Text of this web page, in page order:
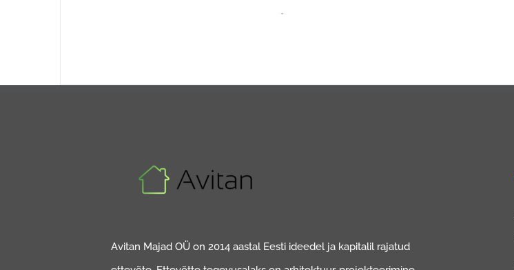
Avitan Majad OÜ on 2014 aastal Eesti ideedel ja kapitalil rajatud